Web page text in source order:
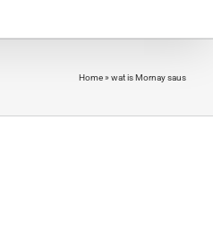
Home» wat is Mornay saus